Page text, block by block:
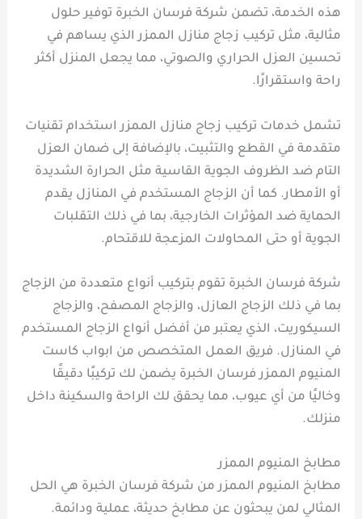
هذه الخدمة، تضمن شركة فرسان الخبرة توفير حلول
مثالية، مثل تركيب زجاج منازل الممزر الذي يساهم في
تحسين العزل الحراري والصوتي، مما يجعل المنزل أكثر
راحة واستقرارًا.
تشمل خدمات تركيب زجاج منازل الممزر استخدام تقنيات
متقدمة في القطع والتثبيت، بالإضافة إلى ضمان العزل
التام ضد الظروف الجوية القاسية مثل الحرارة الشديدة
أو الأمطار. كما أن الزجاج المستخدم في المنازل يقدم
الحماية ضد المؤثرات الخارجية، بما في ذلك التقلبات
الجوية أو حتى المحاولات المزعجة للاقتحام.
شركة فرسان الخبرة تقوم بتركيب أنواع متعددة من الزجاج
بما في ذلك الزجاج العازل، والزجاج المصفح، والزجاج
السيكوريت، الذي يعتبر من أفضل أنواع الزجاج المستخدم
في المنازل. فريق العمل المتخصص من ابواب كاست
المنيوم الممزر فرسان الخبرة يضمن لك تركيبًا دقيقًا
وخاليًا من أي عيوب، مما يحقق لك الراحة والسكينة داخل
منزلك.
مطابخ المنيوم الممزر
مطابخ المنيوم الممزر من شركة فرسان الخبرة هي الحل
المثالي لمن يبحثون عن مطابخ حديثة، عملية ودائمة.